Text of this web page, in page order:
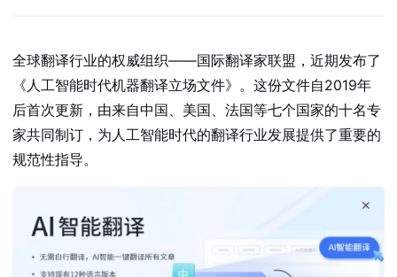
全球翻译行业的权威组织——国际翻译家联盟，近期发布了
《人工智能时代机器翻译立场文件》。这份文件自2019年
后首次更新，由来自中国、美国、法国等七个国家的十名专
家共同制订，为人工智能时代的翻译行业发展提供了重要的
规范性指导。